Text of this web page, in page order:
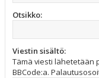
Otsikko:
Viestin sisältö:
Tämä viesti lähetetään
BBCode:a.